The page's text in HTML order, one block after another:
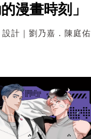
漫畫時刻」
計｜劉乃嘉．陳庭佑